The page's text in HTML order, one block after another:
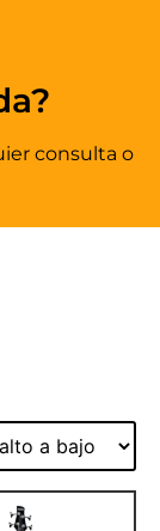
consulta o